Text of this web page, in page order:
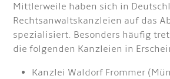
Mittlerweile haben sich in
Rechtsanwaltskanzleien auf das
spezialisiert. Besonders häufig
die folgenden Kanzleien in
Kanzlei Waldorf Frommer